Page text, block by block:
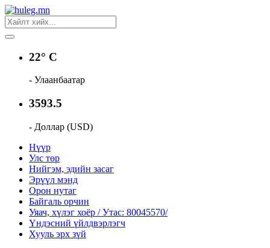
22° C
- Улаанбаатар
3593.5
- Доллар (USD)
Нүүр
Улс төр
Нийгэм, эдийн засаг
Эрүүл мэнд
Орон нутаг
Байгаль орчин
Уяач, хүлэг хоёр / Утас: 80045570/
Үндэсний үйлдвэрлэгч
Хууль эрх зүй